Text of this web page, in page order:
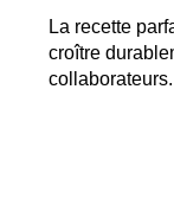
La recette
croître
collaborateurs.